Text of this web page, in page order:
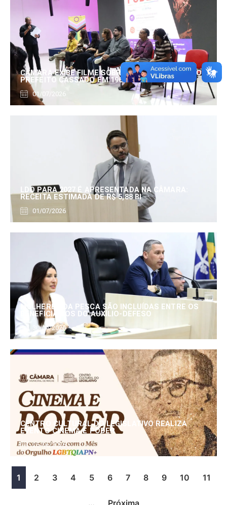
CÂMARA EXIBE FILME SOBRE EDUARDO SERRANO,
PREFEITO CASSADO EM 1960
01/07/2026
LDO PARA 2027 É APRESENTADA NA CÂMARA:
RECEITA ESTIMADA DE R$ 5,88 BI
01/07/2026
MULHERES DA PESCA SÃO INCLUÍDAS ENTRE OS
BENEFICIÁRIOS DO AUXÍLIO-DEFESO
30/06/2026
CENTRO CULTURAL DO LEGISLATIVO REALIZA
EVENTO CINEMA E PODER
25/06/2026
1 2 3 4 5 6 7 8 9 10 11
… Próxima